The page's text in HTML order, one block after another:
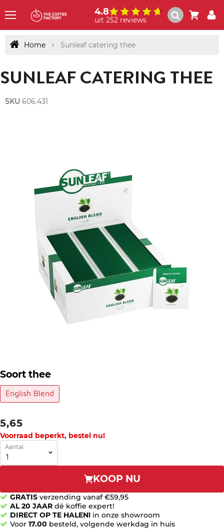
4.8
uit 252 reviews
Home Sunleaf catering thee
SUNLEAF CATERING THEE
SKU 606.431
Soort thee
English Blend
5,65
Voorraad beperkt, bestel nu!
Aantal
KOOP NU
GRATIS verzending vanaf €59,95
AL 20 JAAR dé koffie expert!
DIRECT OP TE HALEN! in onze showroom
Voor 17.00 besteld, volgende werkdag in huis